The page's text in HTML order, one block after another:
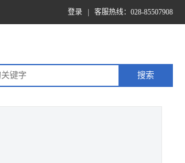
登录 客服热线：028-85507908